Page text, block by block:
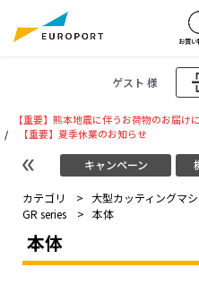
ゲスト 様
お買い
【重要】熊本地震に伴うお荷物のお届け
/
【重要】夏季休業のお知らせ
キャンペーン
カテゴリ > 大型カッティングマ
GR series
> 本体
本体